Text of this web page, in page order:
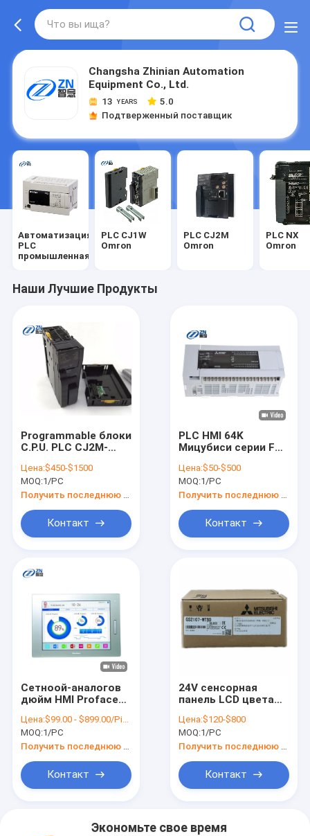
Changsha Zhinian Automation
Equipment Co., Ltd.
13 YEARS
5.0
Подтверженный поставщик
Автоматизация
PLC
промышленная
PLC CJ1W
Omron
PLC CJ2M
Omron
PLC NX
Omron
Наши Лучшие Продукты
Programmable блоки
C.P.U. PLC CJ2M-
регулятора логики
Цена:$450-$1500
MOQ:1/PC
Контакт
PLC HMI 64K
Мицубиси серии FX
32MT/ES-A 100 - AC
240V
Цена:$50-$500
MOQ:1/PC
Контакт
Сетноой-аналогов
дюйм HMI Proface
панели 7,5
интерфейса
оператора
Цена:$99.00 - $899.00/Pieces
MOQ:1/PC
Контакт
24V сенсорная
панель LCD цвета
WTBD TFT DC
Мицубиси HMI 10
Цена:$120-$800
MOQ:1/PC
Контакт
Экономьте свое время